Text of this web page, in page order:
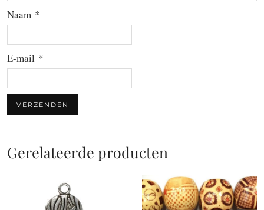
Naam *
E-mail *
Gerelateerde producten